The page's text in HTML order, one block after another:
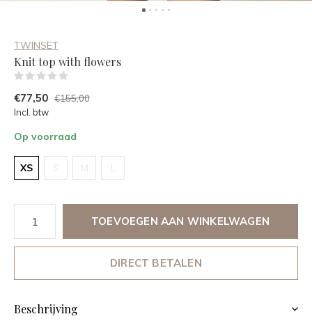
TWINSET
Knit top with flowers
€77,50 €155,00
Incl. btw
Op voorraad
XS S M L
TOEVOEGEN AAN WINKELWAGEN
DIRECT BETALEN
Beschrijving